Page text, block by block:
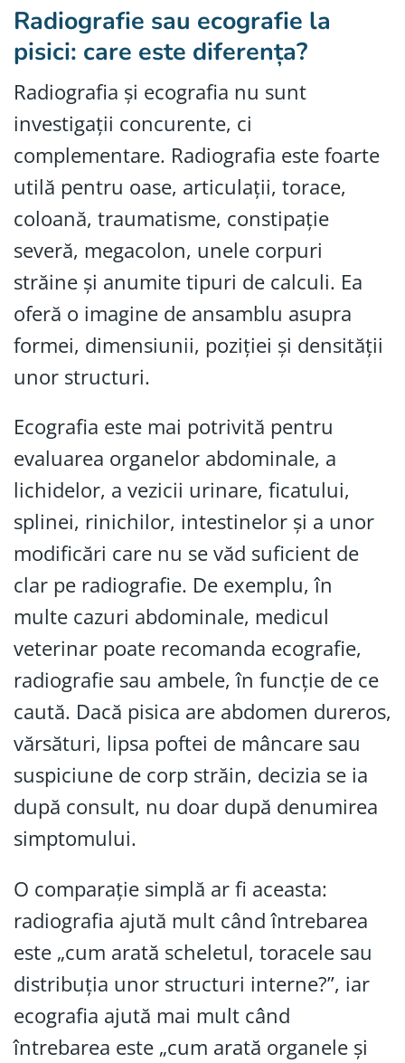
Radiografie sau ecografie la
pisici: care este diferența?
Radiografia și ecografia nu sunt
investigații concurente, ci
complementare. Radiografia este foarte
utilă pentru oase, articulații, torace,
coloană, traumatisme, constipație
severă, megacolon, unele corpuri
străine și anumite tipuri de calculi. Ea
oferă o imagine de ansamblu asupra
formei, dimensiunii, poziției și densității
unor structuri.
Ecografia este mai potrivită pentru
evaluarea organelor abdominale, a
lichidelor, a vezicii urinare, ficatului,
splinei, rinichilor, intestinelor și a unor
modificări care nu se văd suficient de
clar pe radiografie. De exemplu, în
multe cazuri abdominale, medicul
veterinar poate recomanda ecografie,
radiografie sau ambele, în funcție de ce
caută. Dacă pisica are abdomen dureros,
vărsături, lipsa poftei de mâncare sau
suspiciune de corp străin, decizia se ia
după consult, nu doar după denumirea
simptomului.
O comparație simplă ar fi aceasta:
radiografia ajută mult când întrebarea
este „cum arată scheletul, toracele sau
distribuția unor structuri interne?”, iar
ecografia ajută mai mult când
întrebarea este „cum arată organele și